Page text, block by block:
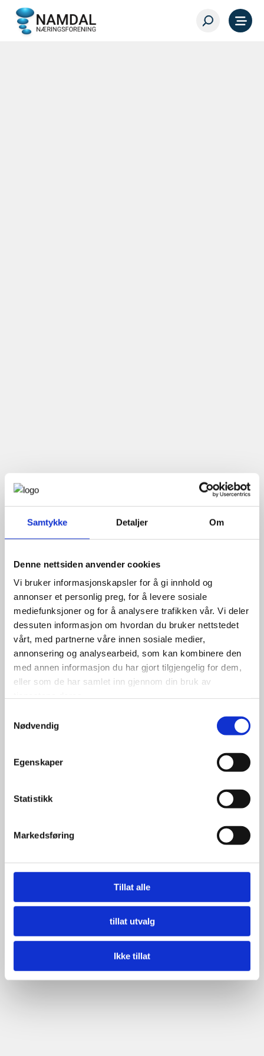
Samtykke Detaljer Om
Denne nettsiden anvender cookies
Vi bruker informasjonskapsler for å gi innhold og
annonser et personlig preg, for å levere sosiale
mediefunksjoner og for å analysere trafikken vår. Vi deler
dessuten informasjon om hvordan du bruker nettstedet
vårt, med partnerne våre innen sosiale medier,
annonsering og analysearbeid, som kan kombinere den
med annen informasjon du har gjort tilgjengelig for dem,
eller som de har samlet inn gjennom din bruk av
Nødvendig
Egenskaper
Statistikk
Markedsføring
Tillat alle
tillat utvalg
Ikke tillat